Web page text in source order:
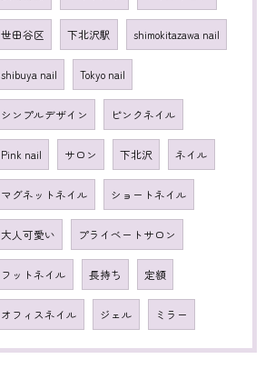
世田谷区 下北沢駅 shimokitazawa nail
shibuya nail Tokyo nail
シンプルデザイン ピンクネイル
Pink nail サロン 下北沢 ネイル
マグネットネイル ショートネイル
大人可愛い プライベートサロン
フットネイル 長持ち 定額
オフィスネイル ジェル ミラー